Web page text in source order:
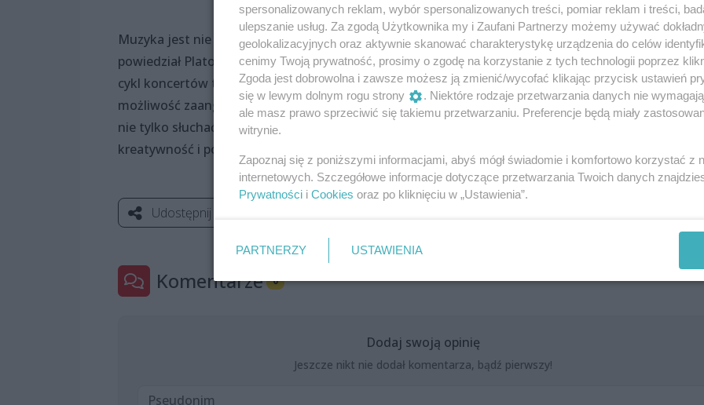
Muzyka jest nie tylko przyjemnością, ale także narzędziem w stymulowaniu rozwoju dzieci. Jak
powiedział Platon: Muzyka to dusza wszechświata, skrzydła umysłu, lot wyobraźni i wszelkie
cykl koncertów to nie tylko świetna okazja, by rozwinąć w dzieciach zamiłowanie do muzyki, ale
możliwość zaangażowania się w aktywne zabawy oparte na wybranym repertuarze. Dzieci mają
nie tylko słuchać muzyki, ale również uczestniczyć w zabawach muzycznych, które stymulują ich
kreatywność i pomagają im zrozumieć różne aspekty sztuki dźwięku.
Udostępnij
Komentarze 0
Dodaj swoją opinię
Jeszcze nikt nie dodał komentarza, bądź pierwszy!
spersonalizowanych reklam, wybór spersonalizowanych treści, pomiar reklam i treści,
ulepszanie usług. Za zgodą Użytkownika my i Zaufani Partnerzy możemy używać
geolokalizacyjnych oraz aktywnie skanować charakterystykę urządzenia do celów
cenimy Twoją prywatność, prosimy o zgodę na korzystanie z tych technologii poprzez
Zgoda jest dobrowolna i zawsze możesz ją zmienić/wycofać klikając przycisk ustawień
się w lewym dolnym rogu strony
. Niektóre rodzaje przetwarzania danych nie
ale masz prawo sprzeciwić się takiemu przetwarzaniu. Preferencje będą miały
witrynie.
Zapoznaj się z poniższymi informacjami, abyś mógł świadomie i komfortowo korzystać z
internetowych. Szczegółowe informacje dotyczące przetwarzania Twoich danych
Prywatności i Cookies oraz po kliknięciu w „Ustawienia”.
PARTNERZY USTAWIENIA